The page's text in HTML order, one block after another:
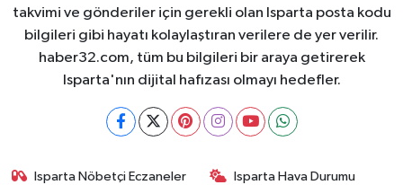
takvimi ve gönderiler için gerekli olan Isparta posta kodu
bilgileri gibi hayatı kolaylaştıran verilere de yer verilir.
haber32.com, tüm bu bilgileri bir araya getirerek
Isparta'nın dijital hafızası olmayı hedefler.
Isparta Nöbetçi Eczaneler Isparta Hava Durumu